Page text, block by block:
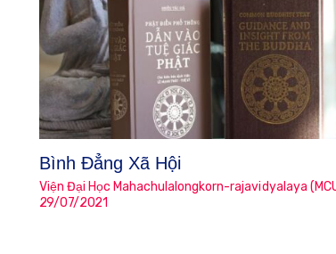
Bình Đẳng Xã Hội
Viện Đại Học Mahachulalongkorn-rajavidyalaya
29/07/2021